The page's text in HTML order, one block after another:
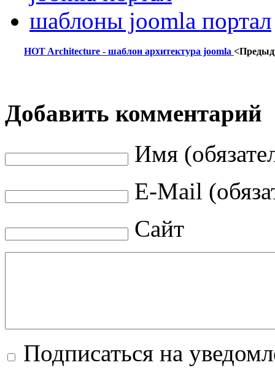
шаблоны joomla портал
HOT Architecture - шаблон архитектура joomla
Добавить комментарий
Имя
E-Mail
Сайт
Подписаться на